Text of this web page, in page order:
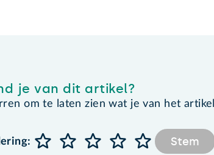
je van dit artikel?
om te laten zien wat je van het
Stem